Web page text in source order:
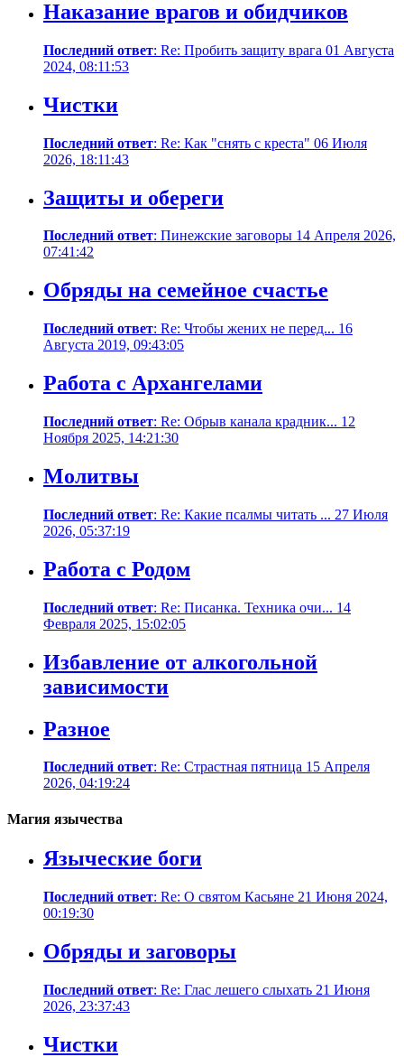
Наказание врагов и обидчиков
Последний ответ: Re: Пробить защиту врага 01 Августа
2024, 08:11:53
Чистки
Последний ответ: Re: Как "снять с креста" 06 Июля
2026, 18:11:43
Защиты и обереги
Последний ответ: Пинежские заговоры 14 Апреля 2026,
07:41:42
Обряды на семейное счастье
Последний ответ: Re: Чтобы жених не перед... 16
Августа 2019, 09:43:05
Работа с Архангелами
Последний ответ: Re: Обрыв канала крадник... 12
Ноября 2025, 14:21:30
Молитвы
Последний ответ: Re: Какие псалмы читать ... 27 Июля
2026, 05:37:19
Работа с Родом
Последний ответ: Re: Писанка. Техника очи... 14
Февраля 2025, 15:02:05
Избавление от алкогольной
зависимости
Разное
Последний ответ: Re: Страстная пятница 15 Апреля
2026, 04:19:24
Магия язычества
Языческие боги
Последний ответ: Re: О святом Касьяне 21 Июня 2024,
00:19:30
Обряды и заговоры
Последний ответ: Re: Глас лешего слыхать 21 Июня
2026, 23:37:43
Чистки